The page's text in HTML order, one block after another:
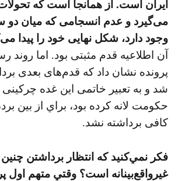
ايران است. از همانجا است كه
می‌گيرد و عدم انسجامی كه ميان
وجود دارد، شكل نهايی خود را پيدا
آن اطلاعيه قدم مثبتی بود. اما روند
پرونده نشان داد كه قدم‌های بعدی
شد و به تعبير خاتمی اين غده
حكومت لانه كرده بود، براي از بين
كافی برداشته نشد.
فكر نمي‌كنيد كه انتظار برداشتن
غيرواقع‌بينانه است؟ وقتي متهم اول